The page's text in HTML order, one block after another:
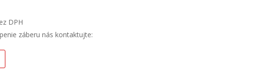
DPH
záberu nás kontaktujte: